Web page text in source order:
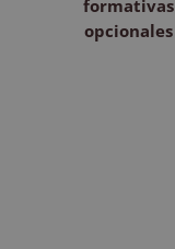
formativas
opcionales